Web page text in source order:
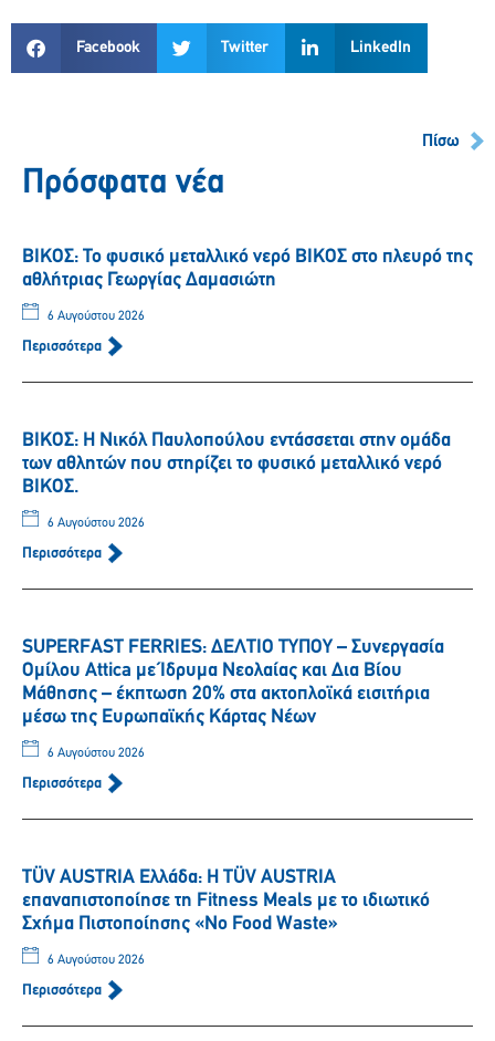
Facebook Twitter LinkedIn
Πίσω
Πρόσφατα νέα
ΒΙΚΟΣ: Το φυσικό μεταλλικό νερό ΒΙΚΟΣ στο πλευρό της
αθλήτριας Γεωργίας Δαμασιώτη
6 Αυγούστου 2026
Περισσότερα
ΒΙΚΟΣ: Η Νικόλ Παυλοπούλου εντάσσεται στην ομάδα
των αθλητών που στηρίζει το φυσικό μεταλλικό νερό
ΒΙΚΟΣ.
6 Αυγούστου 2026
Περισσότερα
SUPERFAST FERRIES: ΔΕΛΤΙΟ ΤΥΠΟΥ – Συνεργασία
Ομίλου Attica με Ίδρυμα Νεολαίας και Δια Βίου
Μάθησης – έκπτωση 20% στα ακτοπλοϊκά εισιτήρια
μέσω της Ευρωπαϊκής Κάρτας Νέων
6 Αυγούστου 2026
Περισσότερα
TÜV AUSTRIA Ελλάδα: Η TÜV AUSTRIA
επαναπιστοποίησε τη Fitness Meals με το ιδιωτικό
Σχήμα Πιστοποίησης «No Food Waste»
6 Αυγούστου 2026
Περισσότερα